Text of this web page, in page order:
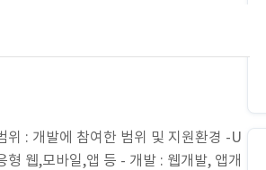
: 개발에 참여한 범위 및 지원환경 -U
웹,모바일,앱 등 - 개발 : 웹개발, 앱개